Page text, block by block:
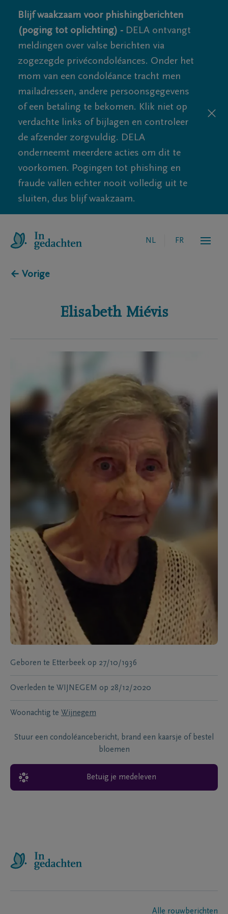
Blijf waakzaam voor phishingberichten
(poging tot oplichting) - DELA ontvangt
meldingen over valse berichten via
zogezegde privécondoléances. Onder het
mom van een condoléance tracht men
mailadressen, andere persoonsgegevens
of een betaling te bekomen. Klik niet op
verdachte links of bijlagen en controleer
de afzender zorgvuldig. DELA
onderneemt meerdere acties om dit te
voorkomen. Pogingen tot phishing en
fraude vallen echter nooit volledig uit te
sluiten, dus blijf waakzaam.
NL FR
← Vorige
Elisabeth Miévis
Geboren te Etterbeek op 27/10/1936
Overleden te WIJNEGEM op 28/12/2020
Woonachtig te Wijnegem
Stuur een condoléancebericht, brand een kaarsje of bestel
bloemen
Betuig je medeleven
Alle rouwberichten